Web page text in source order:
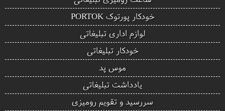
خودکار پورتوک PORTOK
لوازم اداری تبلیغاتی
خودکار تبلیغاتی
موس پد
یادداشت تبلیغاتی
سررسید و تقویم رومیزی